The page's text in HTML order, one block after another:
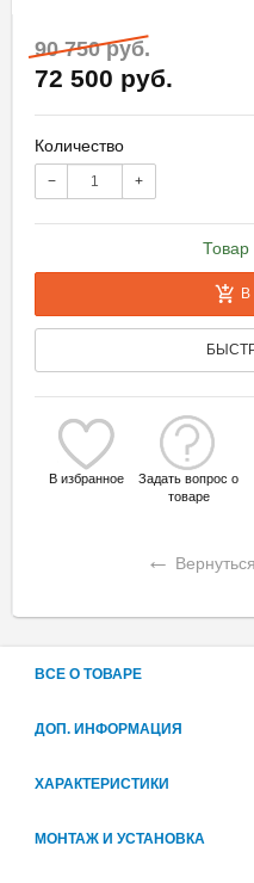
90 750 руб.
72 500 руб.
Количество
− +
Товар
В
В избранное
Задать вопрос о
товаре
←
ВСЕ О ТОВАРЕ
ДОП. ИНФОРМАЦИЯ
ХАРАКТЕРИСТИКИ
МОНТАЖ И УСТАНОВКА